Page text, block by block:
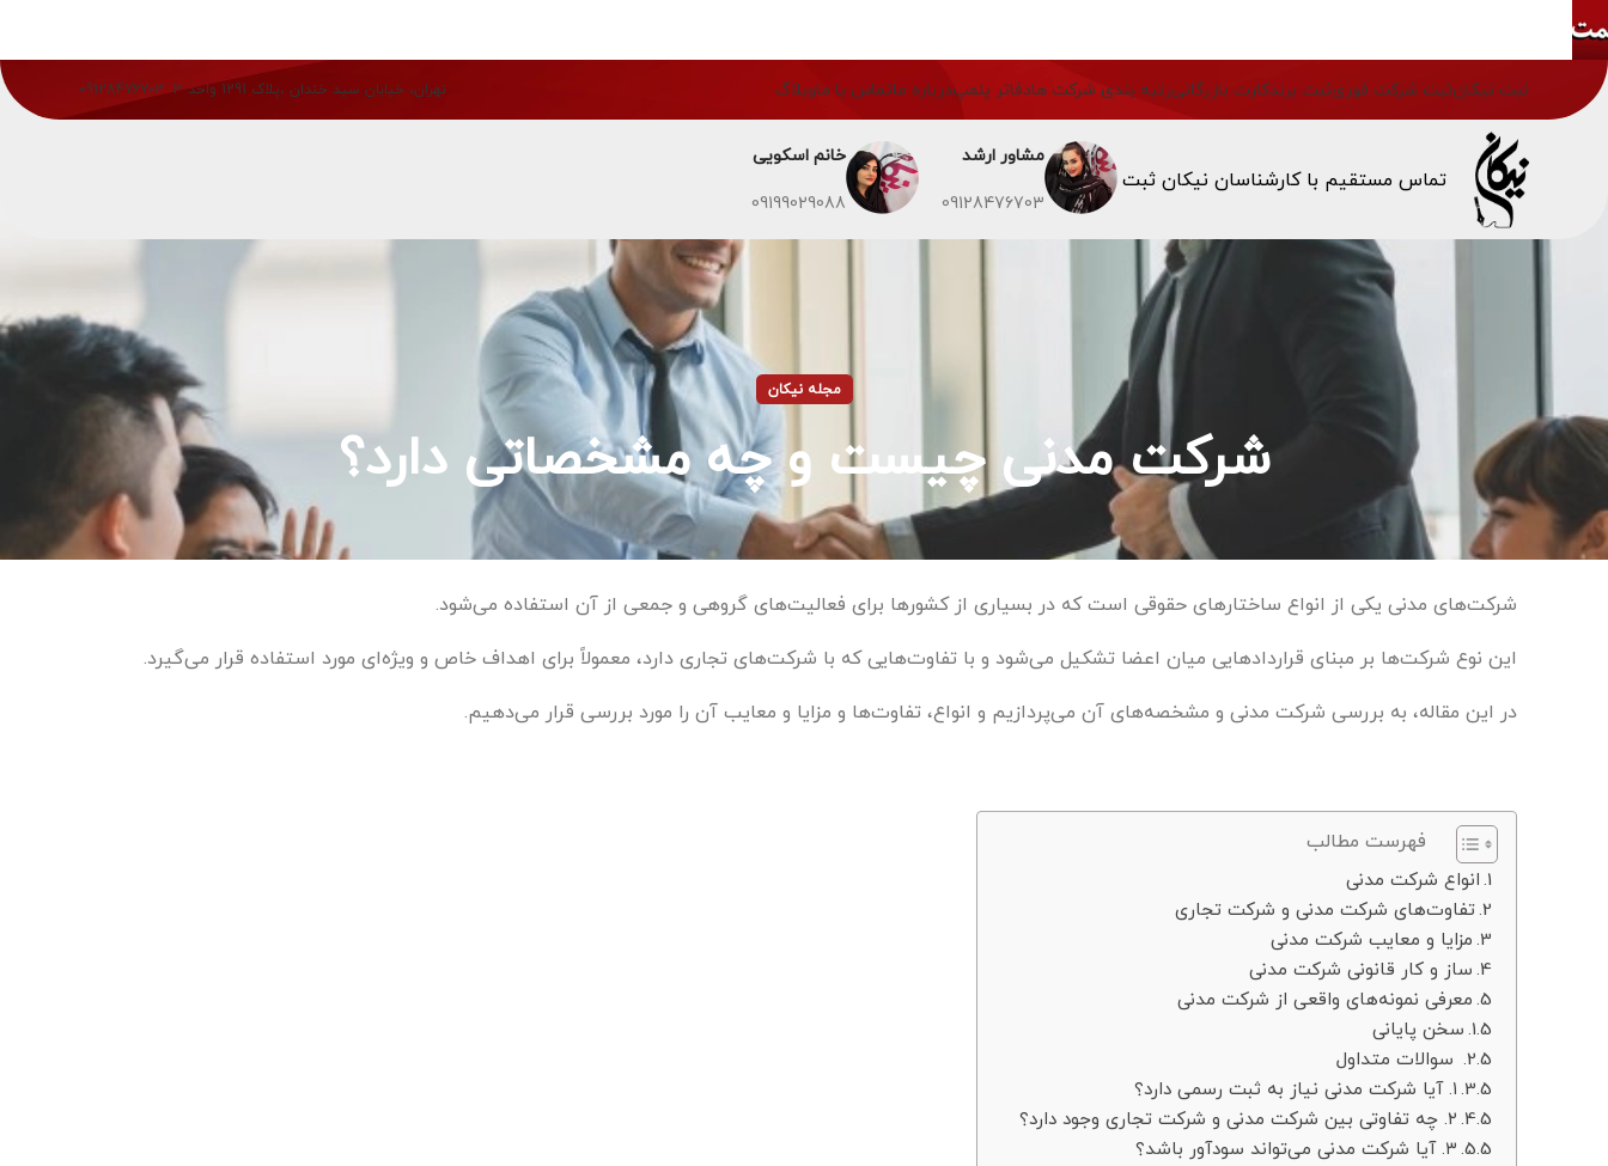
ثبت نیکانثبت شرکت فوریثبت برندکارت بازرگانیرتبه بندی شرکت هادفاتر پلمپدرباره ماتماس با ماوبلاگ تهران، خیابان سید خندان ،پلاک 1291 واحد 3 09128476703
تماس مستقیم با کارشناسان نیکان ثبت
مشاور ارشد
09128476703
خانم اسکویی
09199029088
مجله نیکان
شرکت مدنی چیست و چه مشخصاتی دارد؟
شرکت‌های مدنی یکی از انواع ساختارهای حقوقی است که در بسیاری از کشورها برای فعالیت‌های گروهی و جمعی از آن استفاده می‌شود.
این نوع شرکت‌ها بر مبنای قراردادهایی میان اعضا تشکیل می‌شود و با تفاوت‌هایی که با شرکت‌های تجاری دارد، معمولاً برای اهداف خاص و ویژه‌ای مورد استفاده قرار می‌گیرد.
در این مقاله، به بررسی شرکت مدنی و مشخصه‌های آن می‌پردازیم و انواع، تفاوت‌ها و مزایا و معایب آن را مورد بررسی قرار می‌دهیم.
فهرست مطالب
انواع شرکت مدنی
تفاوت‌های شرکت مدنی و شرکت تجاری
مزایا و معایب شرکت مدنی
ساز و کار قانونی شرکت مدنی
معرفی نمونه‌های واقعی از شرکت مدنی
سخن پایانی
سوالات متداول
۱. آیا شرکت مدنی نیاز به ثبت رسمی دارد؟
۲. چه تفاوتی بین شرکت مدنی و شرکت تجاری وجود دارد؟
۳. آیا شرکت مدنی می‌تواند سودآور باشد؟